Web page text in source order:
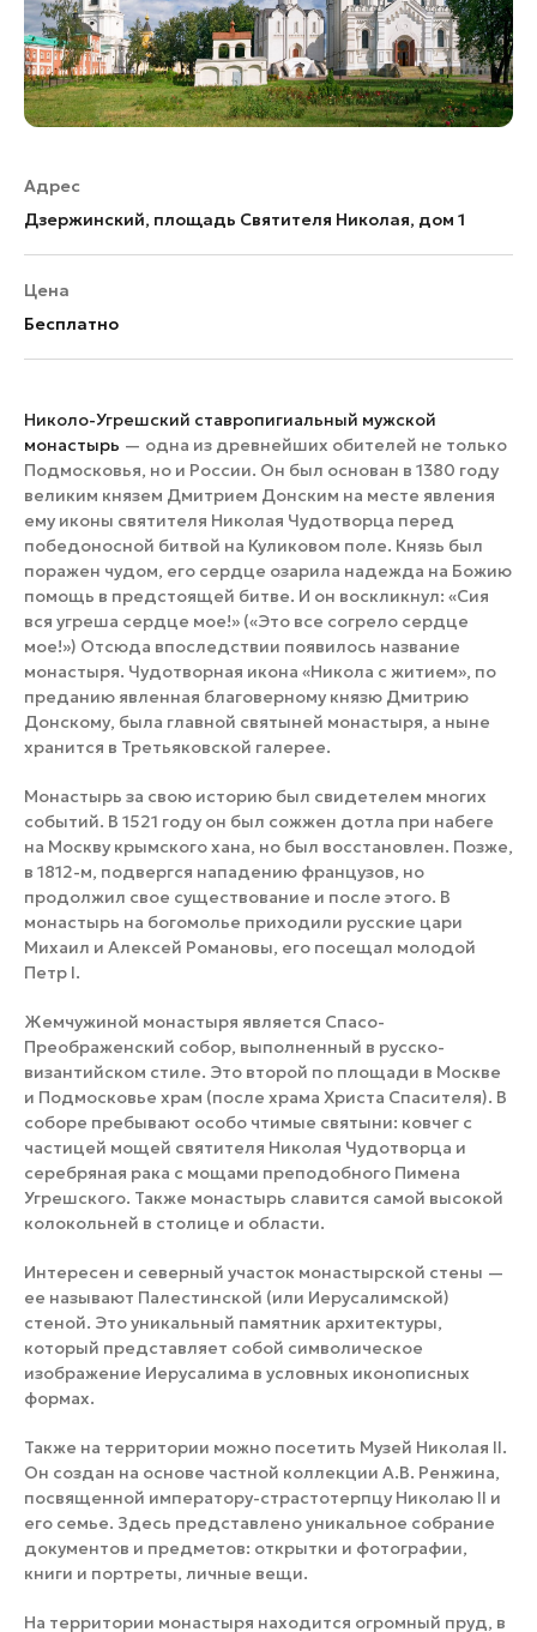
Адрес
Дзержинский, площадь Святителя Николая, дом 1
Цена
Бесплатно
Николо-Угрешский ставропигиальный мужской
монастырь — одна из древнейших обителей не только
Подмосковья, но и России. Он был основан в 1380 году
великим князем Дмитрием Донским на месте явления
ему иконы святителя Николая Чудотворца перед
победоносной битвой на Куликовом поле. Князь был
поражен чудом, его сердце озарила надежда на Божию
помощь в предстоящей битве. И он воскликнул: «Сия
вся угреша сердце мое!» («Это все согрело сердце
мое!») Отсюда впоследствии появилось название
монастыря. Чудотворная икона «Никола с житием», по
преданию явленная благоверному князю Дмитрию
Донскому, была главной святыней монастыря, а ныне
хранится в Третьяковской галерее.
Монастырь за свою историю был свидетелем многих
событий. В 1521 году он был сожжен дотла при набеге
на Москву крымского хана, но был восстановлен. Позже,
в 1812-м, подвергся нападению французов, но
продолжил свое существование и после этого. В
монастырь на богомолье приходили русские цари
Михаил и Алексей Романовы, его посещал молодой
Петр I.
Жемчужиной монастыря является Спасо-
Преображенский собор, выполненный в русско-
византийском стиле. Это второй по площади в Москве
и Подмосковье храм (после храма Христа Спасителя). В
соборе пребывают особо чтимые святыни: ковчег с
частицей мощей святителя Николая Чудотворца и
серебряная рака с мощами преподобного Пимена
Угрешского. Также монастырь славится самой высокой
колокольней в столице и области.
Интересен и северный участок монастырской стены —
ее называют Палестинской (или Иерусалимской)
стеной. Это уникальный памятник архитектуры,
который представляет собой символическое
изображение Иерусалима в условных иконописных
формах.
Также на территории можно посетить Музей Николая II.
Он создан на основе частной коллекции А.В. Ренжина,
посвященной императору-страстотерпцу Николаю II и
его семье. Здесь представлено уникальное собрание
документов и предметов: открытки и фотографии,
книги и портреты, личные вещи.
На территории монастыря находится огромный пруд, в